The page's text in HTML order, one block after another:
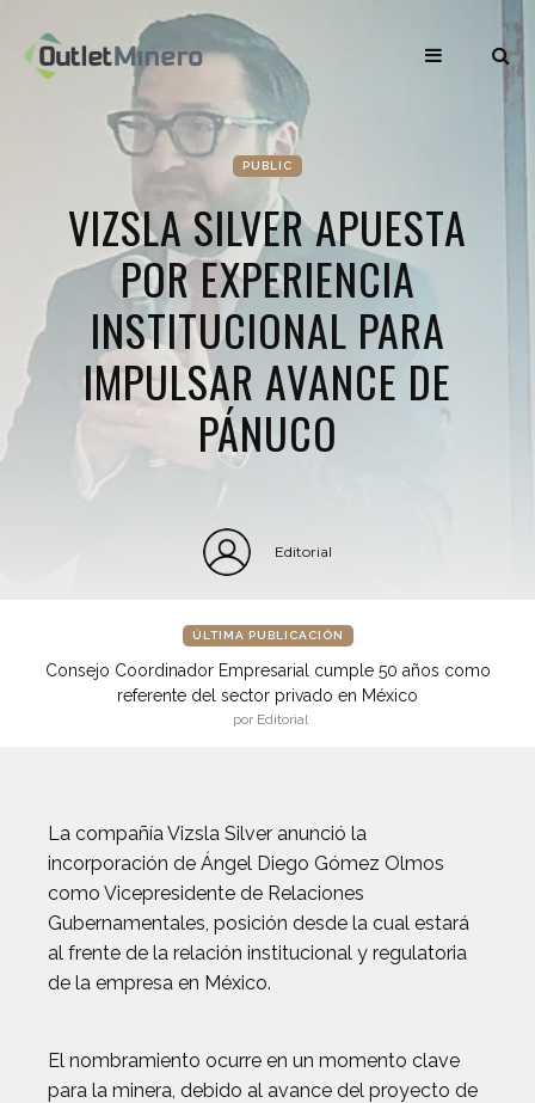
PUBLIC
VIZSLA SILVER APUESTA
POR EXPERIENCIA
INSTITUCIONAL PARA
IMPULSAR AVANCE DE
PÁNUCO
Editorial
ÚLTIMA PUBLICACIÓN
Consejo Coordinador Empresarial cumple 50 años como
referente del sector privado en México
por Editorial
La compañía Vizsla Silver anunció la
incorporación de Ángel Diego Gómez Olmos
como Vicepresidente de Relaciones
Gubernamentales, posición desde la cual estará
al frente de la relación institucional y regulatoria
de la empresa en México.
El nombramiento ocurre en un momento clave
para la minera, debido al avance del proyecto de